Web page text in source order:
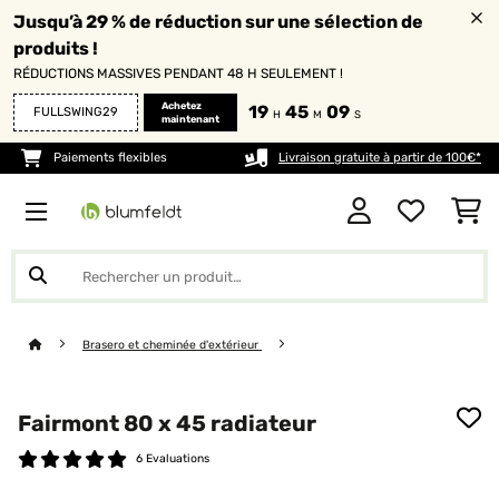
Jusqu’à 29 % de réduction sur une sélection de
produits !
RÉDUCTIONS MASSIVES PENDANT 48 H SEULEMENT !
FULLSWING29
Achetez
maintenant
19 H 45 M 09 S
Paiements flexibles Livraison gratuite à partir de 100€*
Brasero et cheminée d'extérieur
Fairmont 80 x 45 radiateur
6 Evaluations